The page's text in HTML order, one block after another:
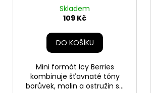
Skladem
109 Kč
DO KOŠÍKU
Mini formát Icy Berries
kombinuje šťavnaté tóny
borůvek, malin a ostružin s...